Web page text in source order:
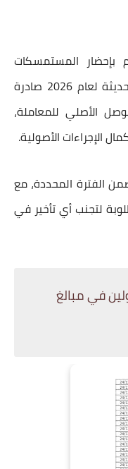
بإحضار المستمسكات
لعام 2026
صادرة
الأصلي للمعاملة،
الإجراءات الأصولية.
الفترة المحددة، مع
لتجنب أي تأخير في
في مبالغ